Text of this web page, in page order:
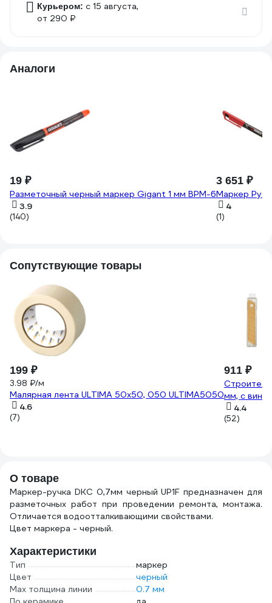
Курьером: c 15 августа,
от 290 ₽
Аналоги
19 ₽
Разметочный черный маркер Gigant 1 мм BPM-6
3.9
(140)
3 651 ₽
Маркер
4
(1)
Сопутствующие товары
199 ₽
3.98 ₽/м
Малярная лента ULTIMA 50x50, 050 ULTIMA5050
4.6
(7)
911 ₽
мм, с
4.4
(52)
О товаре
Маркер-ручка DKC 0,7мм черный UP1F предназначен для
разметочных работ при проведении ремонта, монтажа.
Отличается водоотталкивающими свойствами.
Цвет маркера - черный.
Характеристики
Тип
маркер
Цвет
черный
Мах толщина линии
0.7 мм